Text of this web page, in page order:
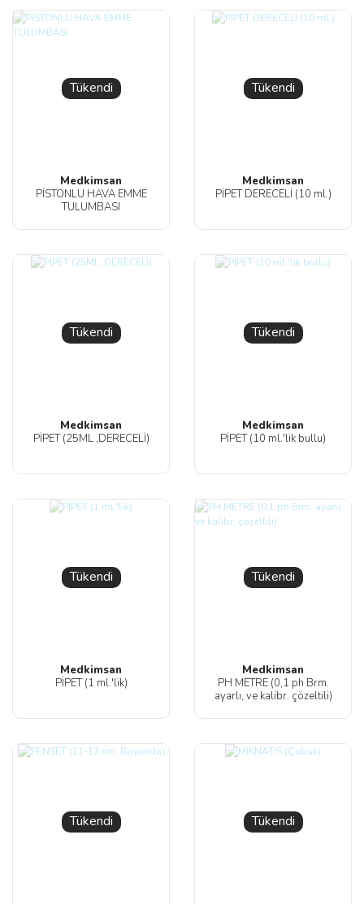
Tükendi
Medkimsan
PİSTONLU HAVA EMME
TULUMBASI
Tükendi
Medkimsan
PİPET DERECELİ (10 ml.)
Tükendi
Medkimsan
PİPET (25ML ,DERECELİ)
Tükendi
Medkimsan
PİPET (10 ml.'lik bullu)
Tükendi
Medkimsan
PİPET (1 ml.'lik)
Tükendi
Medkimsan
PH METRE (0,1 ph Brm.
ayarlı, ve kalibr. çözeltili)
Tükendi Tükendi